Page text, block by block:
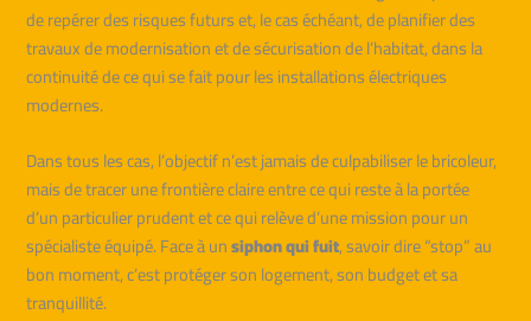
de repérer des risques futurs et, le cas échéant, de planifier des
travaux de modernisation et de sécurisation de l’habitat, dans la
continuité de ce qui se fait pour les installations électriques
modernes.
Dans tous les cas, l’objectif n’est jamais de culpabiliser le bricoleur,
mais de tracer une frontière claire entre ce qui reste à la portée
d’un particulier prudent et ce qui relève d’une mission pour un
spécialiste équipé. Face à unsiphon qui fuit, savoir dire “stop” au
bon moment, c’est protéger son logement, son budget et sa
tranquillité.